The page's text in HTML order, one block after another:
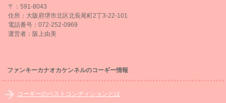
〒：591-8043
住所：大阪府堺市北区北長尾町2丁3-22-101
電話番号：072-252-0969
運営者：阪上由美
ファンキーカナオカケンネルのコーギー情報
コーギーのベストコンディションとは